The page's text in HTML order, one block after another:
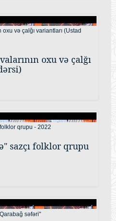
oxu və çalğı
sazçı folklor qrupu